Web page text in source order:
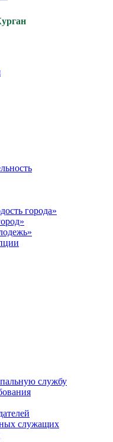
города»
службу
служащих